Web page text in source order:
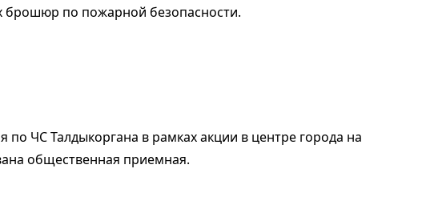
брошюр по пожарной безопасности.
по ЧС Талдыкоргана в рамках акции в центре города на
общественная приемная.